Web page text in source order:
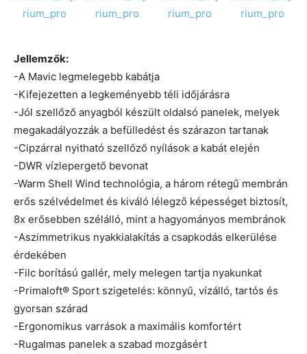
Jellemzők:
-A Mavic legmelegebb kabátja
-Kifejezetten a legkeményebb téli időjárásra
-Jól szellőző anyagból készült oldalsó panelek, melyek
megakadályozzák a befülledést és szárazon tartanak
-Cipzárral nyitható szellőző nyílások a kabát elején
-DWR vízlepergető bevonat
-Warm Shell Wind technológia, a három rétegű membrán
erős szélvédelmet és kiváló lélegző képességet biztosít,
8x erősebben szélálló, mint a hagyományos membránok
-Aszimmetrikus nyakkialakítás a csapkodás elkerülése
érdekében
-Filc borítású gallér, mely melegen tartja nyakunkat
-Primaloft® Sport szigetelés: könnyű, vízálló, tartós és
gyorsan szárad
-Ergonomikus varrások a maximális komfortért
-Rugalmas panelek a szabad mozgásért